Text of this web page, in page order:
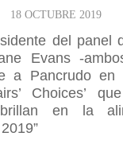
18 OCTUBRE 2019
del panel
Evans -
a Pancrudo en
Choices’
en la